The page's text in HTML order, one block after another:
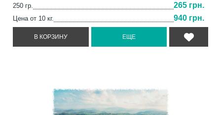
250 гр. 265 грн.
Цена от 10 кг. 940 грн.